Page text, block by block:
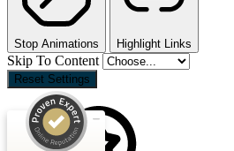
Stop Animations Highlight Links
Skip To Content
Reset Settings
Kundenbewertungen und Erfahrungen zu
SEHR GUT